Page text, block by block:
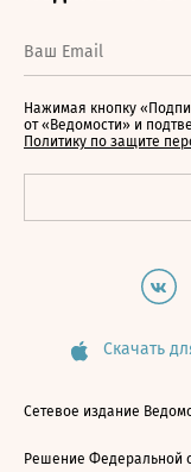
Нажимая кнопку
от «Ведомости» и
Политику по защите
Скачать
Сетевое издание
Решение Федеральной